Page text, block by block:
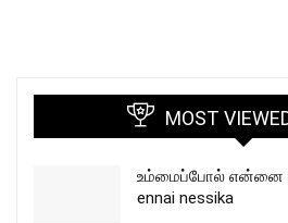
MOST
உம்மைப்போல் என்னை
ennai nessika